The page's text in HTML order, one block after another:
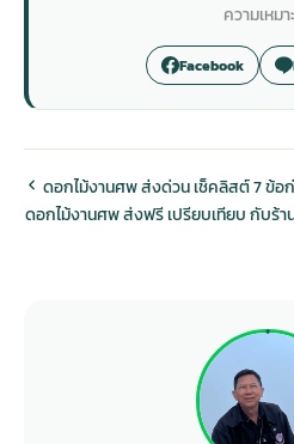
ความเหม
Facebook
ดอกไม้งานศพ ส่งด่วน เช็คลิสต์ 7 ข้
ดอกไม้งานศพ ส่งฟรี เปรียบเทียบ กับร้